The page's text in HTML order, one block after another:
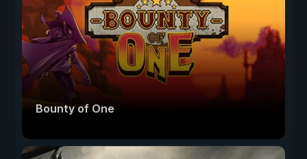
Bounty of One